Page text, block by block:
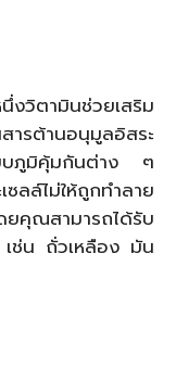
งวิตามินช่วยเสริม
รต้านอนุมูลอิสระ
บบภูมิคุ้มกันต่าง ๆ
ลล์ไม่ให้ถูกทำลาย
คุณสามารถได้รับ
เช่น ถั่วเหลือง มัน